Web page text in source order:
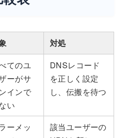
対処
てのユ
ーがサ
インで
い
DNSレコード
を正しく設定
し、伝搬を待つ
ーメッ
該当ユーザーの